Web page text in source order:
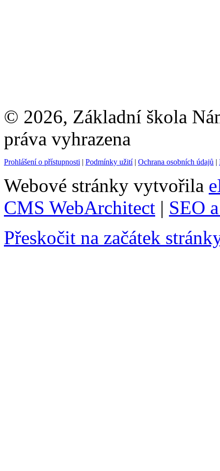
© 2026, Základní škola
práva vyhrazena
Prohlášení o přístupnosti | Podmínky užití| Ochrana osobních údajů |
Webové stránky vytvořila
CMS WebArchitect | SEO
Přeskočit na začátek